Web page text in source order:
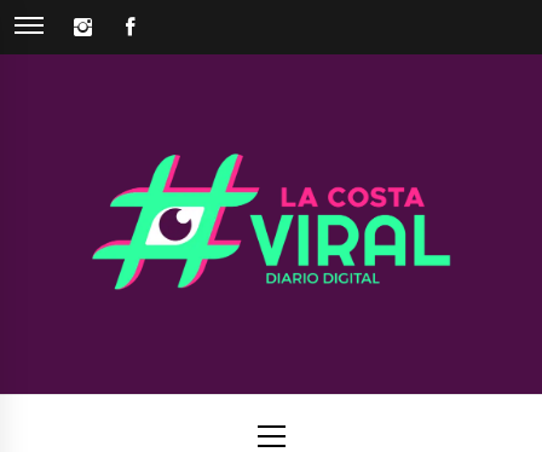
Skip
INSTAGRAM
Viral
Menu